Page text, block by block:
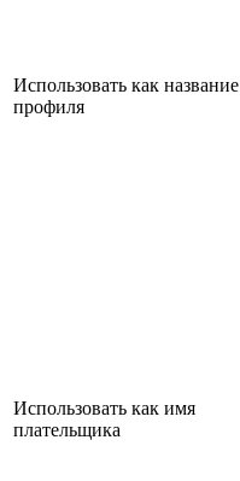
Использовать как название
профиля
Использовать как имя
плательщика